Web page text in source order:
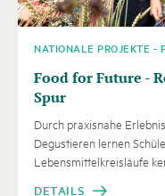
Food for Future -
Spur
NATIONALE PROJEKTE -
Durch praxisnahe
Degustieren lernen
Lebensmittelkreisläufe
DETAILS